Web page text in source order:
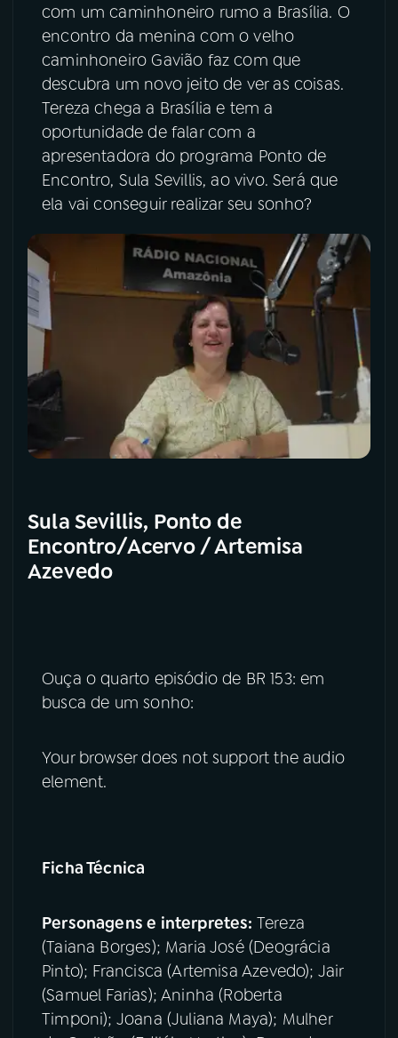
com um caminhoneiro rumo a Brasília. O
encontro da menina com o velho
caminhoneiro Gavião faz com que
descubra um novo jeito de ver as coisas.
Tereza chega a Brasília e tem a
oportunidade de falar com a
apresentadora do programa Ponto de
Encontro, Sula Sevillis, ao vivo. Será que
ela vai conseguir realizar seu sonho?
Sula Sevillis, Ponto de
Encontro/Acervo / Artemisa
Azevedo
Ouça o quarto episódio de BR 153: em
busca de um sonho:
Your browser does not support the audio
element.
Ficha Técnica
Personagens e interpretes: Tereza
(Taiana Borges); Maria José (Deográcia
Pinto); Francisca (Artemisa Azevedo); Jair
(Samuel Farias); Aninha (Roberta
Timponi); Joana (Juliana Maya); Mulher